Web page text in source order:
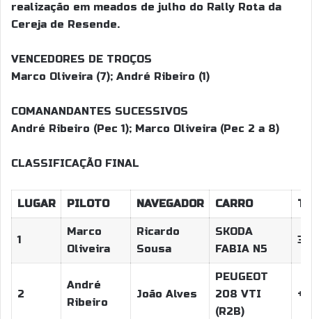
realização em meados de julho do Rally Rota da
Cereja de Resende.
VENCEDORES DE TROÇOS
Marco Oliveira (7); André Ribeiro (1)
COMANANDANTES SUCESSIVOS
André Ribeiro (Pec 1); Marco Oliveira (Pec 2 a 8)
CLASSIFICAÇÃO FINAL
LUGAR PILOTO NAVEGADOR CARRO
1
Marco
Oliveira
Ricardo
Sousa
SKODA
FABIA N5
2
André
Ribeiro
João Alves
PEUGEOT
208 VTI
(R2B)